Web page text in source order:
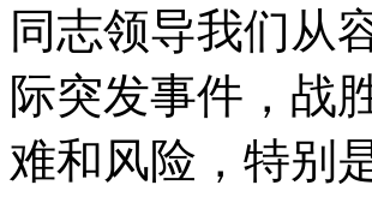
同志领导我们从
际突发事件，战
难和风险，特别